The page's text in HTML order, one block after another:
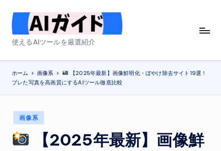
Skip
content
A
ガ
イ
使えるAIツールを厳選紹介
ホーム > 画像系 >
【2025年最新】画像鮮明化・ぼやけ除去サイト19選！
ブレた写真を高画質にするAIツール徹底比較
Posted
in
画像系
【2025年最新】画像鮮